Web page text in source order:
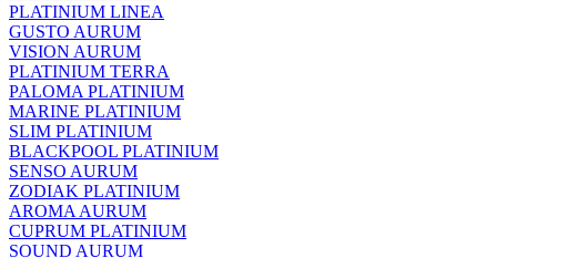
PLATINIUM LINEA
GUSTO AURUM
VISION AURUM
PLATINIUM TERRA
PALOMA PLATINIUM
MARINE PLATINIUM
SLIM PLATINIUM
BLACKPOOL PLATINIUM
SENSO AURUM
ZODIAK PLATINIUM
AROMA AURUM
CUPRUM PLATINIUM
SOUND AURUM